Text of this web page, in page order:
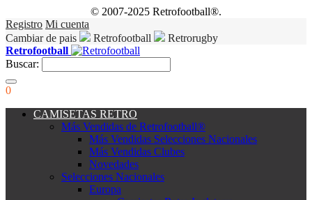
© 2007-2025 Retrofootball®.
Registro Mi cuenta
Cambiar de pais
Retrofootball
Retrorugby
Retrofootball
Buscar:
0
CAMISETAS RETRO
Más Vendidas de Retrofootball®
Más Vendidas Selecciones Nacionales
Más Vendidas Clubes
Novedades
Selecciones Nacionales
Europa